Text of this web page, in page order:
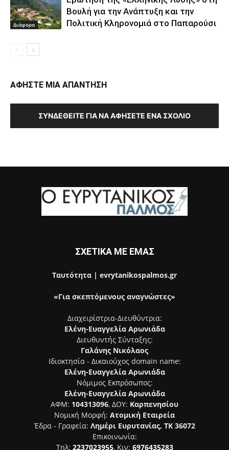
Διάφορα
Βουλή για την Ανάπτυξη και την
Πολιτική Κληρονομιά στο Παπαρούσι
ΑΦΗΣΤΕ ΜΙΑ ΑΠΑΝΤΗΣΗ
ΣΥΝΔΕΘΕΊΤΕ ΓΙΑ ΝΑ ΑΦΉΣΕΤΕ ΈΝΑ ΣΧΌΛΙΟ
ΣΧΕΤΙΚΑ ΜΕ ΕΜΑΣ
Ταυτότητα | evrytanikospalmos.gr
«Για σκεπτόμενους αναγνώστες»
Διαχειρίστρια-Διευθύντρια:
Ελένη-Ευαγγελία Αρωνιάδα
Διευθυντής Σύνταξης:
Γαλάνης Νικόλαος
Ιδιοκτησία - Δικαιούχος domain name:
Ελένη-Ευαγγελία Αρωνιάδα
Νόμιμος Εκπρόσωπος:
Ελένη-Ευαγγελία Αρωνιάδα
ΑΦΜ: 104313096, ΔΟΥ: Καρπενησίου
Νομική Μορφή: Ατομική Εταιρεία
Έδρα - Γραφεία: Λημέρι Ευρυτανίας, ΤΚ 36072
Επικοινωνία:
Τηλ: 2237023955, Κιν: 6976435283